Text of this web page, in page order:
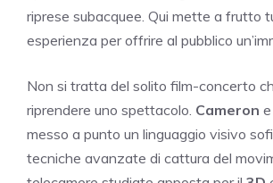
riprese subacquee. Qui mette a frutto
esperienza per offrire al pubblico
Non si tratta del solito film-concerto
riprendere uno spettacolo. Cameron e
messo a punto un linguaggio visivo
tecniche avanzate di cattura del